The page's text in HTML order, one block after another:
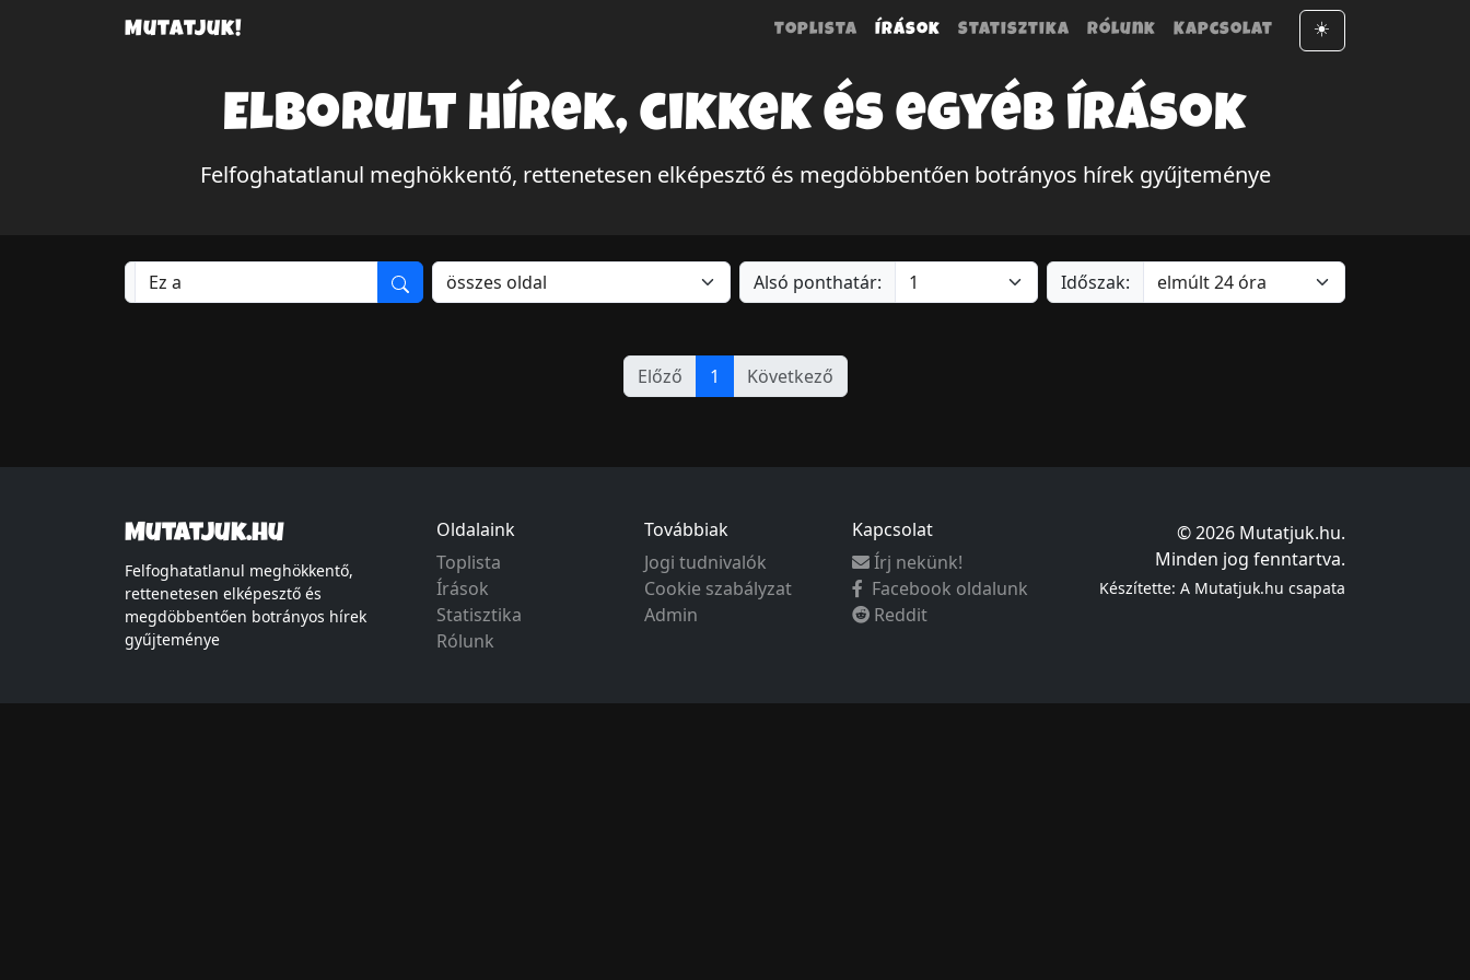
Mutatjuk! Toplista Írások Statisztika Rólunk Kapcsolat ☀️
Elborult hírek, cikkek és egyéb írások
Felfoghatatlanul meghökkentő, rettenetesen elképesztő és megdöbbentően botrányos hírek gyűjteménye
Alsó ponthatár: Időszak:
Előző 1 Következő
Mutatjuk.hu
Felfoghatatlanul meghökkentő,
rettenetesen elképesztő és
megdöbbentően botrányos hírek
gyűjteménye
Oldalaink
Toplista
Írások
Statisztika
Rólunk
Továbbiak
Jogi tudnivalók
Cookie szabályzat
Admin
Kapcsolat
Írj nekünk!
Facebook oldalunk
Reddit
© 2026 Mutatjuk.hu.
Minden jog fenntartva.
Készítette: A Mutatjuk.hu csapata